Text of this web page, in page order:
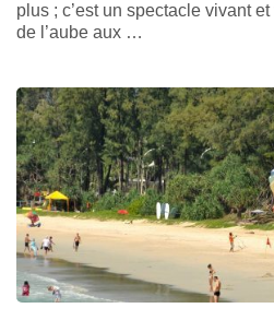
plus ; c’est un spectacle vivant
de l’aube aux …